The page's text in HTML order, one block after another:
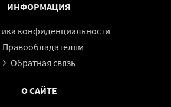
ИНФОРМАЦИЯ
конфиденциальности
Правообладателям
Обратная связь
О САЙТЕ